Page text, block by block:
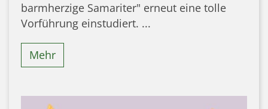
barmherzige Samariter" erneut eine tolle
Vorführung einstudiert. ...
Mehr